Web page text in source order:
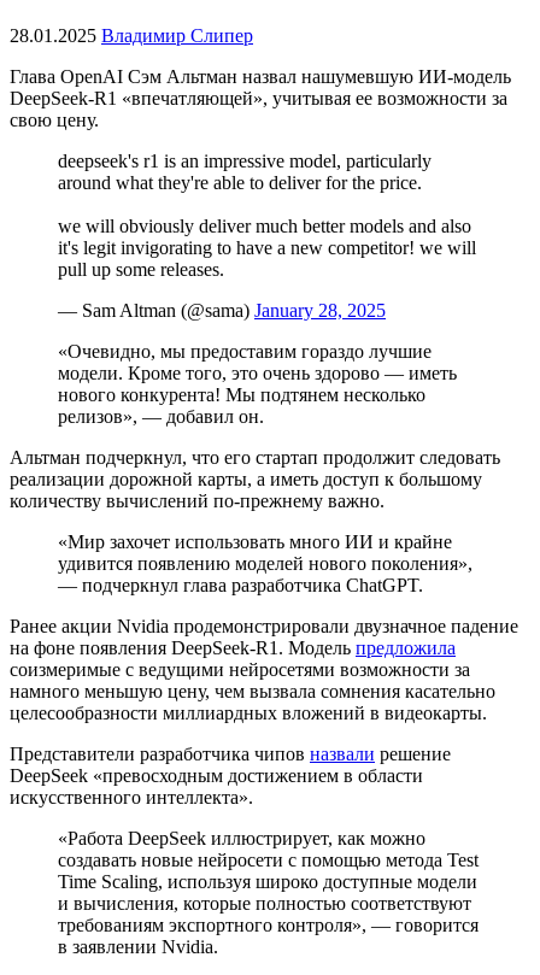
28.01.2025 Владимир Слипер
Глава OpenAI Сэм Альтман назвал нашумевшую ИИ-модель
DeepSeek-R1 «впечатляющей», учитывая ее возможности за
свою цену.
deepseek's r1 is an impressive model, particularly
around what they're able to deliver for the price.
we will obviously deliver much better models and also
it's legit invigorating to have a new competitor! we will
pull up some releases.
— Sam Altman (@sama) January 28, 2025
«Очевидно, мы предоставим гораздо лучшие
модели. Кроме того, это очень здорово — иметь
нового конкурента! Мы подтянем несколько
релизов», — добавил он.
Альтман подчеркнул, что его стартап продолжит следовать
реализации дорожной карты, а иметь доступ к большому
количеству вычислений по-прежнему важно.
«Мир захочет использовать много ИИ и крайне
удивится появлению моделей нового поколения»,
— подчеркнул глава разработчика ChatGPT.
Ранее акции Nvidia продемонстрировали двузначное падение
на фоне появления DeepSeek-R1. Модель предложила
соизмеримые с ведущими нейросетями возможности за
намного меньшую цену, чем вызвала сомнения касательно
целесообразности миллиардных вложений в видеокарты.
Представители разработчика чипов назвали решение
DeepSeek «превосходным достижением в области
искусственного интеллекта».
«Работа DeepSeek иллюстрирует, как можно
создавать новые нейросети с помощью метода Test
Time Scaling, используя широко доступные модели
и вычисления, которые полностью соответствуют
требованиям экспортного контроля», — говорится
в заявлении Nvidia.